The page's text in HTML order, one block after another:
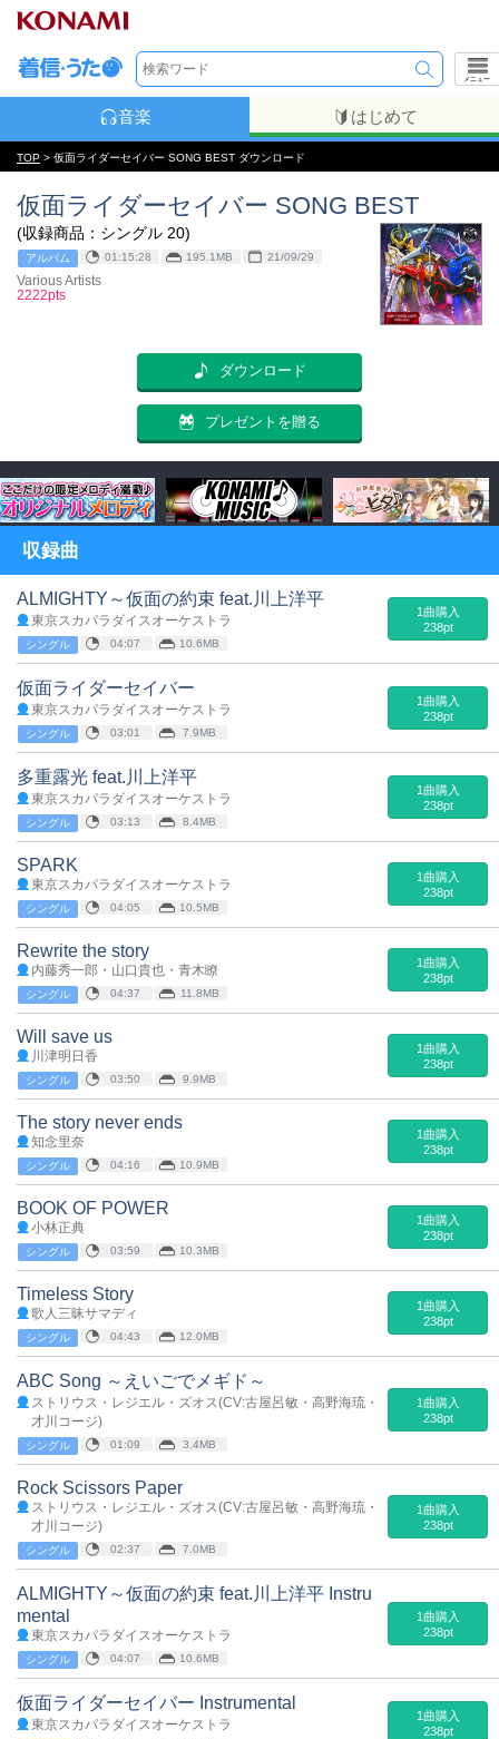
メニュー
音楽 はじめて
TOP > 仮面ライダーセイバー SONG BEST ダウンロード
仮面ライダーセイバー SONG BEST
(収録商品：シングル 20)
アルバム 01:15:28 195.1MB 21/09/29
Various Artists
2222pts
ダウンロード
プレゼントを贈る
収録曲
ALMIGHTY～仮面の約束 feat.川上洋平
東京スカパラダイスオーケストラ
シングル 04:07 10.6MB
1曲購入
238pt
仮面ライダーセイバー
東京スカパラダイスオーケストラ
シングル 03:01 7.9MB
1曲購入
238pt
多重露光 feat.川上洋平
東京スカパラダイスオーケストラ
シングル 03:13 8.4MB
1曲購入
238pt
SPARK
東京スカパラダイスオーケストラ
シングル 04:05 10.5MB
1曲購入
238pt
Rewrite the story
内藤秀一郎・山口貴也・青木瞭
シングル 04:37 11.8MB
1曲購入
238pt
Will save us
川津明日香
シングル 03:50 9.9MB
1曲購入
238pt
The story never ends
知念里奈
シングル 04:16 10.9MB
1曲購入
238pt
BOOK OF POWER
小林正典
シングル 03:59 10.3MB
1曲購入
238pt
Timeless Story
歌人三昧サマディ
シングル 04:43 12.0MB
1曲購入
238pt
ABC Song ～えいごでメギド～
ストリウス・レジエル・ズオス(CV:古屋呂敏・高野海琉・
才川コージ)
シングル 01:09 3.4MB
1曲購入
238pt
Rock Scissors Paper
ストリウス・レジエル・ズオス(CV:古屋呂敏・高野海琉・
才川コージ)
シングル 02:37 7.0MB
1曲購入
238pt
ALMIGHTY～仮面の約束 feat.川上洋平 Instru
mental
東京スカパラダイスオーケストラ
シングル 04:07 10.6MB
1曲購入
238pt
仮面ライダーセイバー Instrumental
東京スカパラダイスオーケストラ
1曲購入
238pt